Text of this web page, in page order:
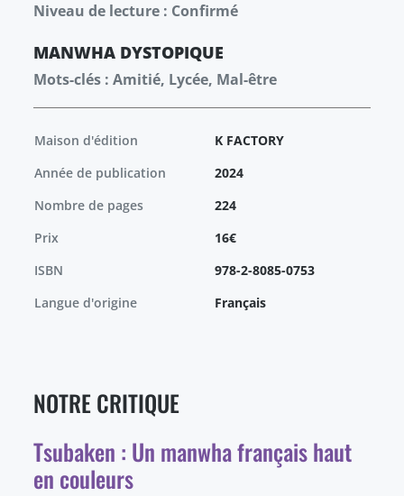
Niveau de lecture : Confirmé
MANWHA DYSTOPIQUE
Mots-clés : Amitié, Lycée, Mal-être
Maison d'édition
K FACTORY
Année de publication
2024
Nombre de pages
224
Prix
16€
ISBN
978-2-8085-0753
Langue d'origine
Français
NOTRE CRITIQUE
Tsubaken : Un manwha français haut
en couleurs